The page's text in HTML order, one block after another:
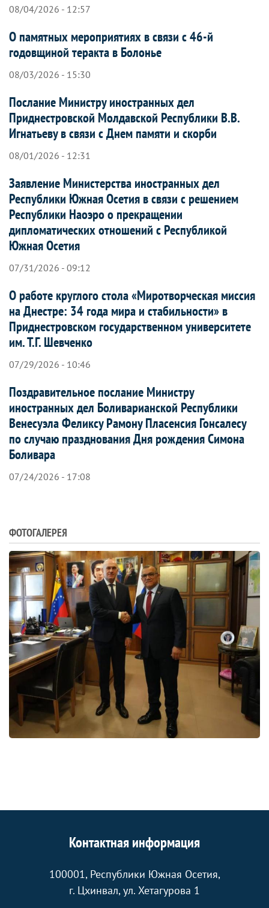
08/04/2026 - 12:57
О памятных мероприятиях в связи с 46-й
годовщиной теракта в Болонье
08/03/2026 - 15:30
Послание Министру иностранных дел
Приднестровской Молдавской Республики В.В.
Игнатьеву в связи с Днем памяти и скорби
08/01/2026 - 12:31
Заявление Министерства иностранных дел
Республики Южная Осетия в связи с решением
Республики Наоэро о прекращении
дипломатических отношений с Республикой
Южная Осетия
07/31/2026 - 09:12
О работе круглого стола «Миротворческая миссия
на Днестре: 34 года мира и стабильности» в
Приднестровском государственном университете
им. Т.Г. Шевченко
07/29/2026 - 10:46
Поздравительное послание Министру
иностранных дел Боливарианской Республики
Венесуэла Феликсу Рамону Пласенсия Гонсалесу
по случаю празднования Дня рождения Симона
Боливара
07/24/2026 - 17:08
ФОТОГАЛЕРЕЯ
Контактная информация
100001, Республики Южная Осетия,
г. Цхинвал, ул. Хетагурова 1